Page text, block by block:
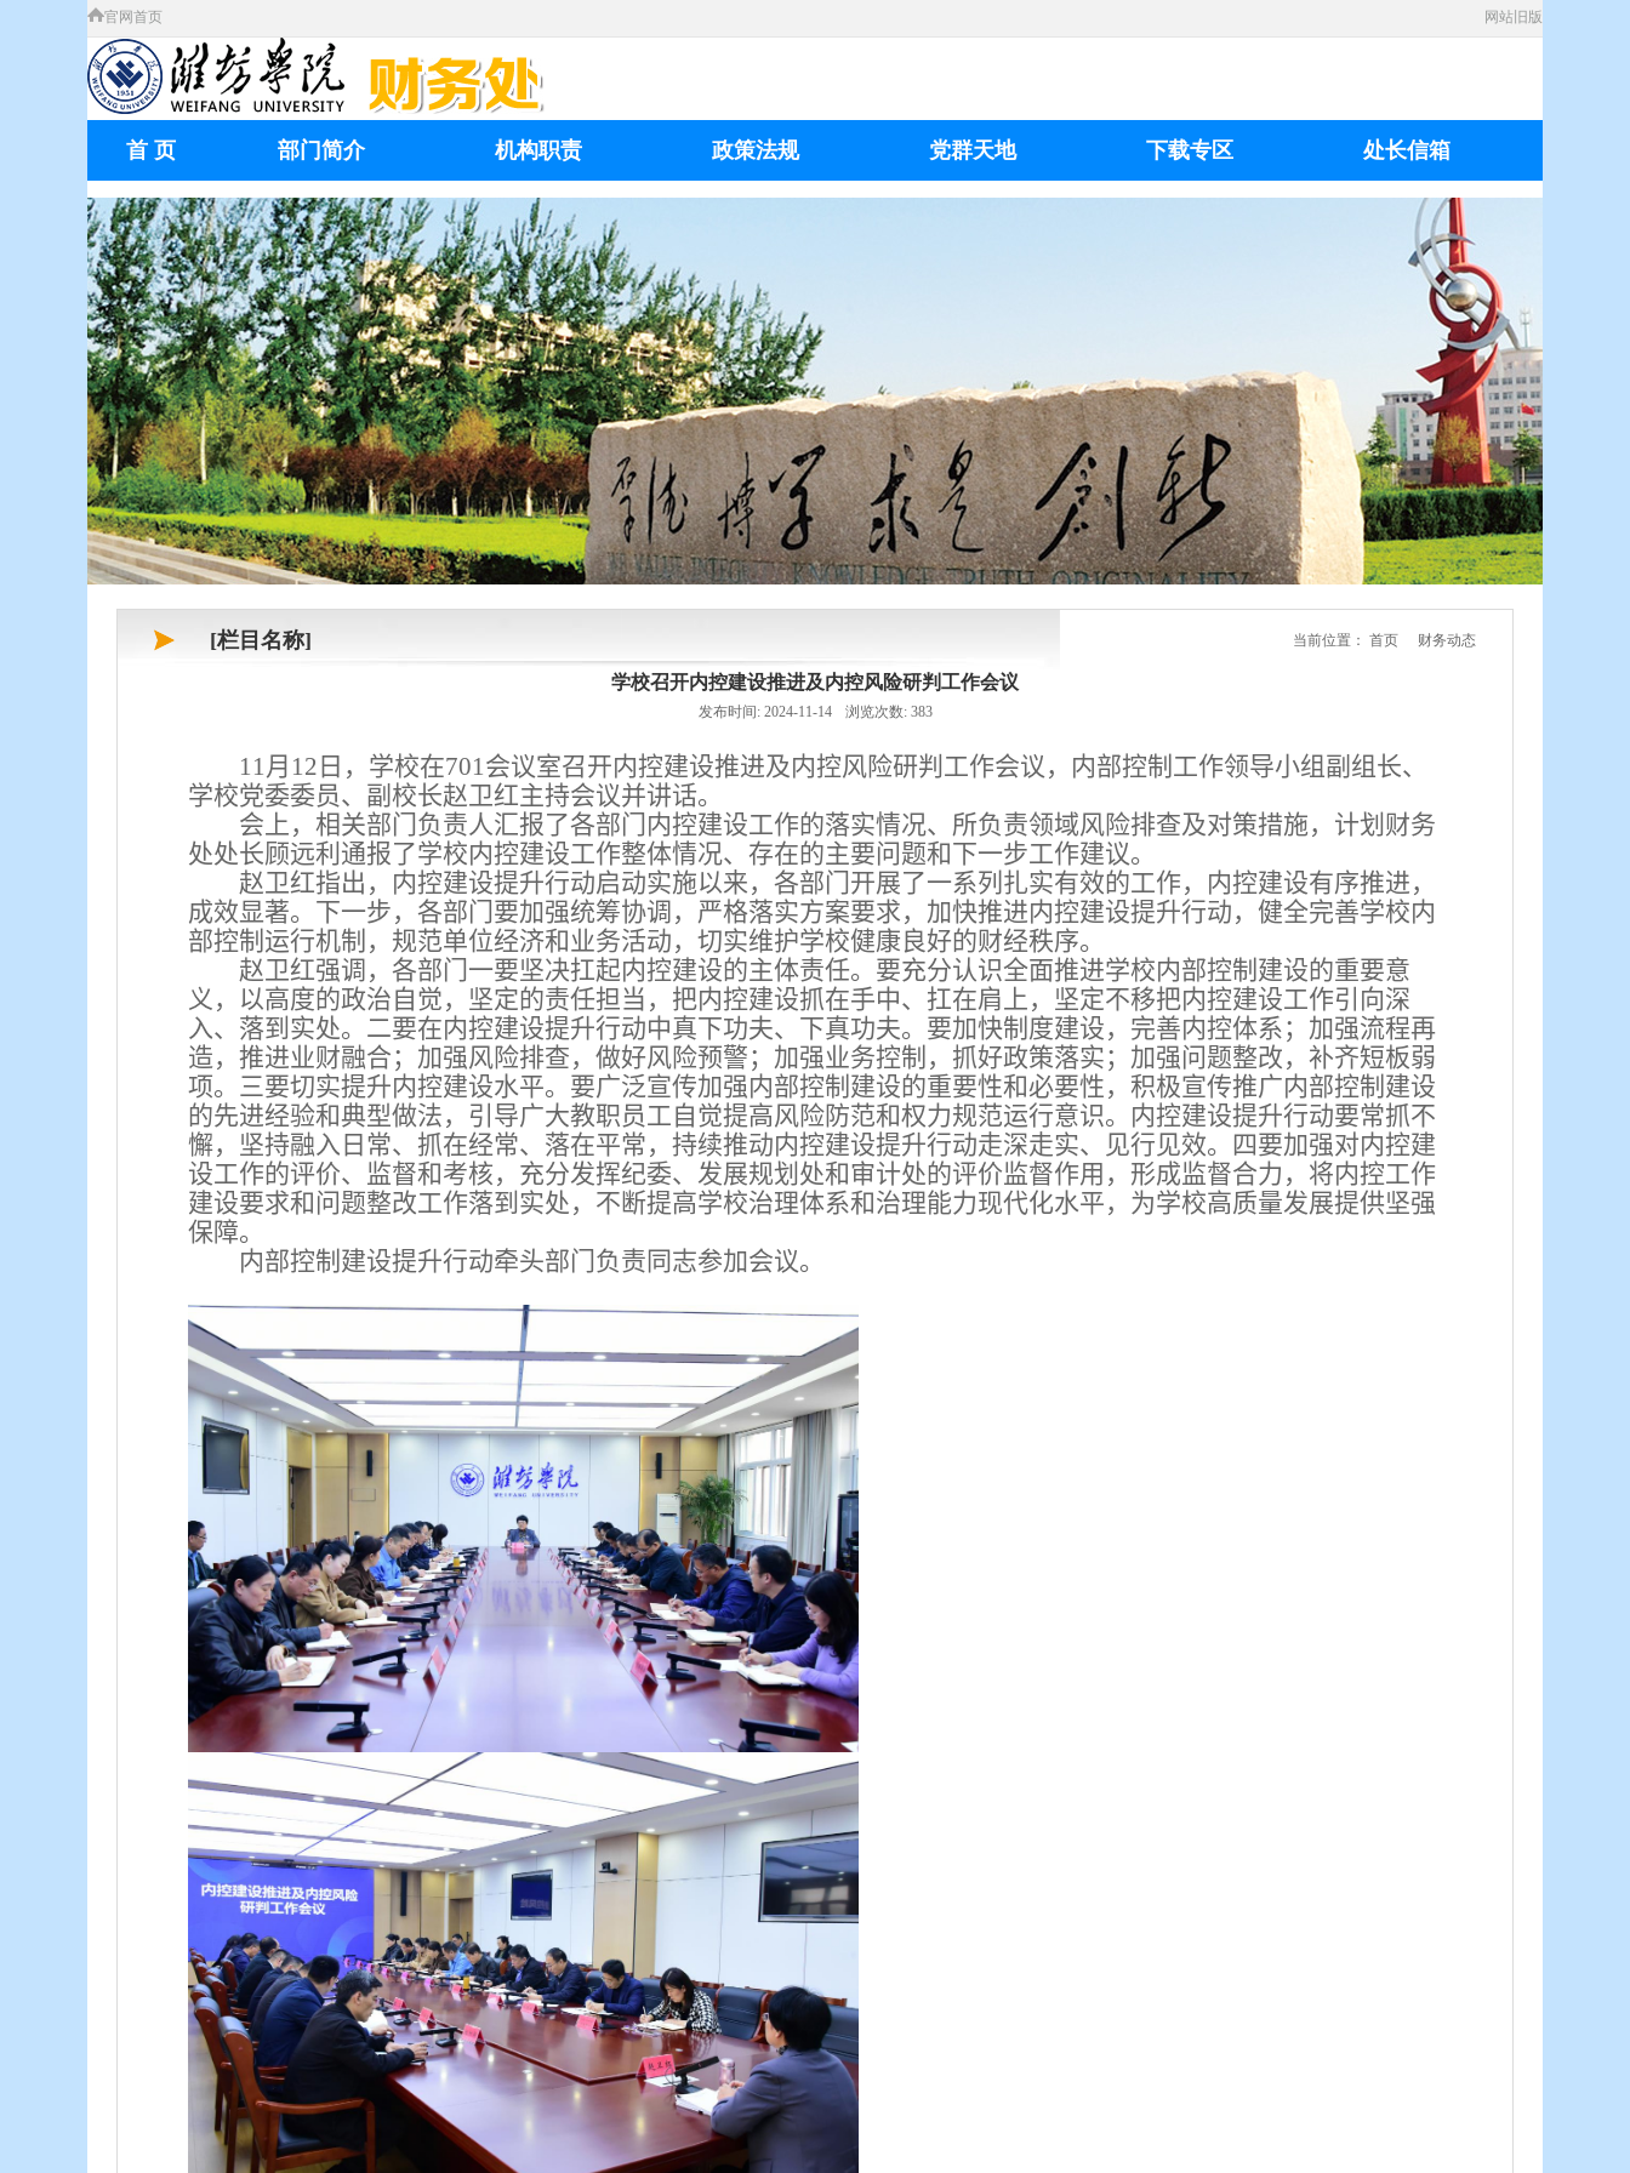
官网首页 网站旧版
首 页 部门简介 机构职责 政策法规 党群天地 下载专区 处长信箱
[栏目名称] 当前位置： 首页 财务动态
学校召开内控建设推进及内控风险研判工作会议
发布时间: 2024-11-14 浏览次数: 383
11月 12 日，学校在701会议室召开内控建设推进及内控风险研判工作会议，内部控制工作领导小组副组长、
学校党委委员、副校长赵卫红主持会议并讲话。
会上，相关部门负责人汇报了各部门内控建设工作的落实情况、所负责领域风险排查及对策措施，计划财务
处处长顾远利通报了学校内控建设工作整体情况、存在的主要问题和下一步工作建议。
赵卫红指出，内控建设提升行动启动实施以来，各部门开展了一系列扎实有效的工作，内控建设有序推进，
成效显著。下一步，各部门要加强统筹协调，严格落实方案要求，加快推进内控建设提升行动，健全完善学校内
部控制运行机制，规范单位经济和业务活动，切实维护学校健康良好的财经秩序。
赵卫红强调，各部门一要坚决扛起内控建设的主体责任。要充分认识全面推进学校内部控制建设的重要意
义，以高度的政治自觉，坚定的责任担当，把内控建设抓在手中、扛在肩上，坚定不移把内控建设工作引向深
入、落到实处。二要在内控建设提升行动中真下功夫、下真功夫。要加快制度建设，完善内控体系；加强流程再
造，推进业财融合；加强风险排查，做好风险预警；加强业务控制，抓好政策落实；加强问题整改，补齐短板弱
项。三要切实提升内控建设水平。要广泛宣传加强内部控制建设的重要性和必要性，积极宣传推广内部控制建设
的先进经验和典型做法，引导广大教职员工自觉提高风险防范和权力规范运行意识。内控建设提升行动要常抓不
懈，坚持融入日常、抓在经常、落在平常，持续推动内控建设提升行动走深走实、见行见效。四要加强对内控建
设工作的评价、监督和考核，充分发挥纪委、发展规划处和审计处的评价监督作用，形成监督合力，将内控工作
建设要求和问题整改工作落到实处，不断提高学校治理体系和治理能力现代化水平，为学校高质量发展提供坚强
保障。
内部控制建设提升行动牵头部门负责同志参加会议。